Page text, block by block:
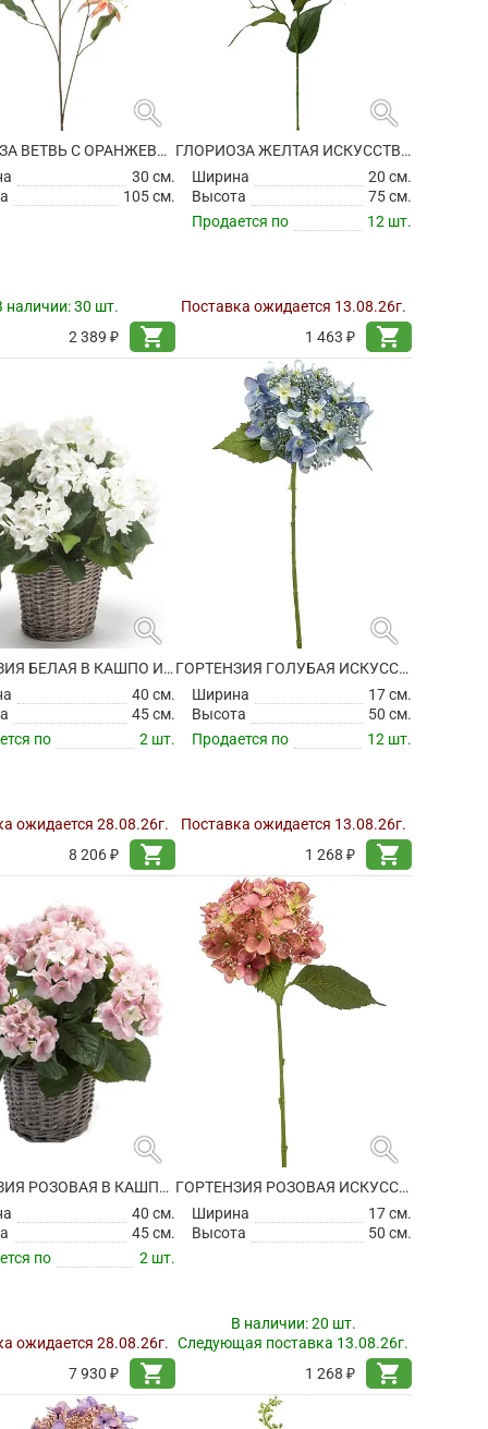
search
ГЛОРИОЗА ВЕТВЬ С ОРАНЖЕВЫМИ ЦВЕТАМИ ИСКУССТВЕННАЯ
30 см.
105 см.
наличии:30 шт.
2 389 ₽
shopping_cart
search
ГЛОРИОЗА ЖЕЛТАЯ ИСКУССТВЕННАЯ
Ширина
20 см.
Высота
75 см.
Продается по
12 шт.
Поставка ожидается 13.08.26г.
1 463 ₽
shopping_cart
search
ГОРТЕНЗИЯ БЕЛАЯ В КАШПО ИСКУССТВЕННАЯ
40 см.
45 см.
по
2 шт.
ожидается 28.08.26г.
8 206 ₽
shopping_cart
search
ГОРТЕНЗИЯ ГОЛУБАЯ ИСКУССТВЕННАЯ
Ширина
17 см.
Высота
50 см.
Продается по
12 шт.
Поставка ожидается 13.08.26г.
1 268 ₽
shopping_cart
search
ГОРТЕНЗИЯ РОЗОВАЯ В КАШПО ИСКУССТВЕННАЯ
40 см.
45 см.
по
2 шт.
ожидается 28.08.26г.
7 930 ₽
shopping_cart
search
ГОРТЕНЗИЯ РОЗОВАЯ ИСКУССТВЕННАЯ
Ширина
17 см.
Высота
50 см.
В наличии:20 шт.
Следующая поставка 13.08.26г.
1 268 ₽
shopping_cart